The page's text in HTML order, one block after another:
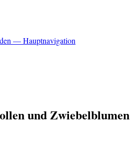
— Hauptnavigation
und Zwiebelblumen